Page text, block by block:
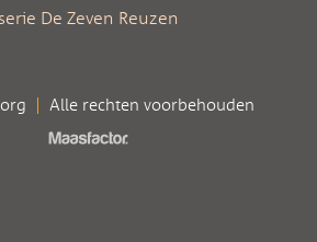
De Zeven Reuzen
Alle rechten voorbehouden